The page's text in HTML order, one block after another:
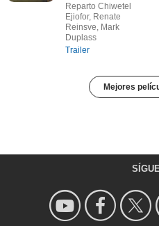
Reparto Chiwetel
Ejiofor, Renate
Reinsve, Mark
Duplass
Trailer
Mejores